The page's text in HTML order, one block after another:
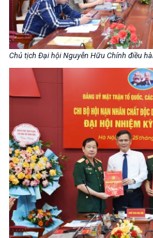
Chủ tịch Đại hội Nguyễn Hữu Chính điều